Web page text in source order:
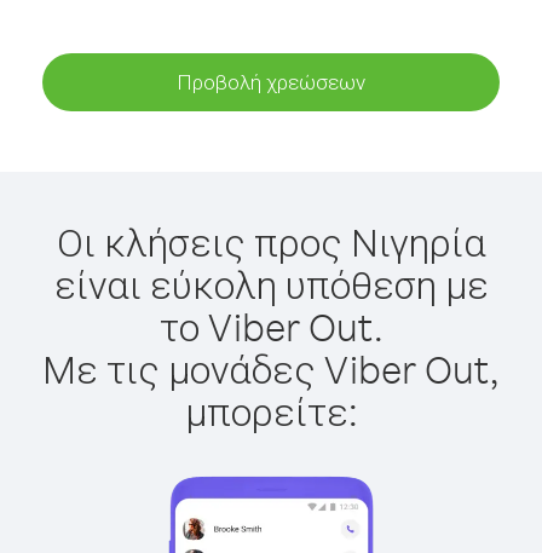
Προβολή χρεώσεων
Οι κλήσεις προς Νιγηρία
είναι εύκολη υπόθεση με
το Viber Out.
Με τις μονάδες Viber Out,
μπορείτε: